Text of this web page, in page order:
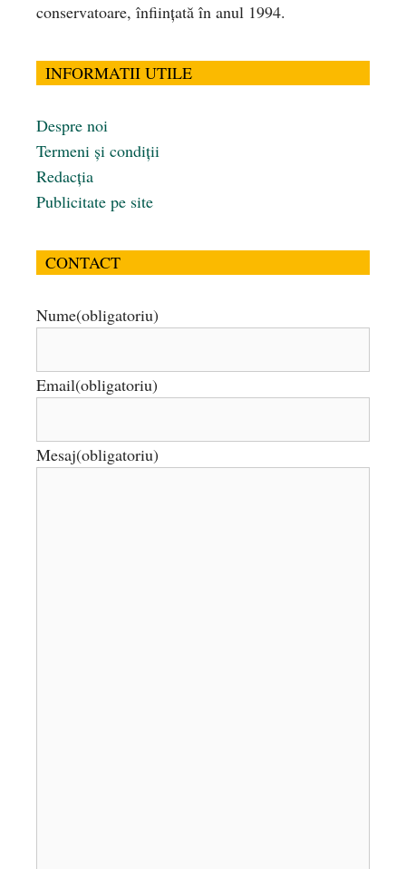
conservatoare, înfiinţată în anul 1994.
INFORMATII UTILE
Despre noi
Termeni și condiții
Redacția
Publicitate pe site
CONTACT
Nume(obligatoriu)
Email(obligatoriu)
Mesaj(obligatoriu)